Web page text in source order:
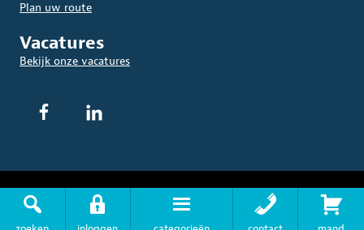
Plan uw route
Vacatures
Bekijk onze vacatures
© 2026 THUISZORGWINKEL.NL. Alle rechten voorbehouden.
Algemene
Voorwaarden
Privacyverklaring |Disclaimer |Sitemap